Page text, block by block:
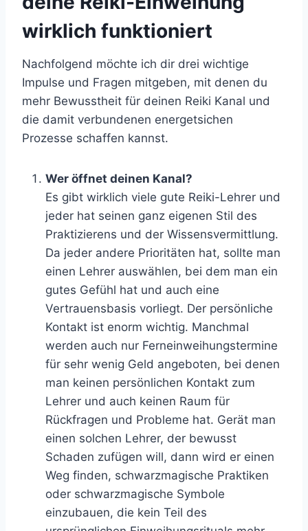
wirklich funktioniert
Nachfolgend möchte ich dir drei wichtige
Impulse und Fragen mitgeben, mit denen du
mehr Bewusstheit für deinen Reiki Kanal und
die damit verbundenen energetsichen
Prozesse schaffen kannst.
Wer öffnet deinen Kanal?
Es gibt wirklich viele gute Reiki-Lehrer und
jeder hat seinen ganz eigenen Stil des
Praktizierens und der Wissensvermittlung.
Da jeder andere Prioritäten hat, sollte man
einen Lehrer auswählen, bei dem man ein
gutes Gefühl hat und auch eine
Vertrauensbasis vorliegt. Der persönliche
Kontakt ist enorm wichtig. Manchmal
werden auch nur Ferneinweihungstermine
für sehr wenig Geld angeboten, bei denen
man keinen persönlichen Kontakt zum
Lehrer und auch keinen Raum für
Rückfragen und Probleme hat. Gerät man
einen solchen Lehrer, der bewusst
Schaden zufügen will, dann wird er einen
Weg finden, schwarzmagische Praktiken
oder schwarzmagische Symbole
einzubauen, die kein Teil des